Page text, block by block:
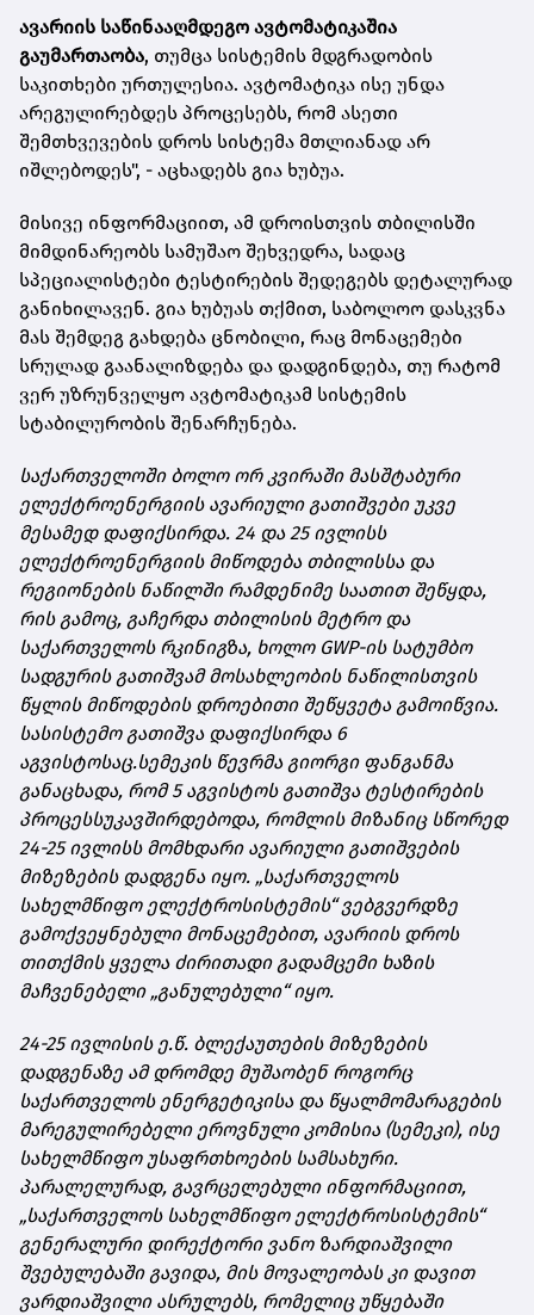
ავარიის საწინააღმდეგო ავტომატიკაშია
გაუმართაობა, თუმცა სისტემის მდგრადობის
საკითხები ურთულესია. ავტომატიკა ისე უნდა
არეგულირებდეს პროცესებს, რომ ასეთი
შემთხვევების დროს სისტემა მთლიანად არ
იშლებოდეს", - აცხადებს გია ხუბუა.
მისივე ინფორმაციით, ამ დროისთვის თბილისში
მიმდინარეობს სამუშაო შეხვედრა, სადაც
სპეციალისტები ტესტირების შედეგებს დეტალურად
განიხილავენ. გია ხუბუას თქმით, საბოლოო დასკვნა
მას შემდეგ გახდება ცნობილი, რაც მონაცემები
სრულად გაანალიზდება და დადგინდება, თუ რატომ
ვერ უზრუნველყო ავტომატიკამ სისტემის
სტაბილურობის შენარჩუნება.
საქართველოში ბოლო ორ კვირაში მასშტაბური
ელექტროენერგიის ავარიული გათიშვები უკვე
მესამედ დაფიქსირდა. 24 და 25 ივლისს
ელექტროენერგიის მიწოდება თბილისსა და
რეგიონების ნაწილში რამდენიმე საათით შეწყდა,
რის გამოც, გაჩერდა თბილისის მეტრო და
საქართველოს რკინიგზა, ხოლო GWP-ის სატუმბო
სადგურის გათიშვამ მოსახლეობის ნაწილისთვის
წყლის მიწოდების დროებითი შეწყვეტა გამოიწვია.
სასისტემო გათიშვა დაფიქსირდა 6
აგვისტოსაც.სემეკის წევრმა გიორგი ფანგანმა
განაცხადა, რომ 5 აგვისტოს გათიშვა ტესტირების
პროცესსუკავშირდებოდა, რომლის მიზანიც სწორედ
24-25 ივლისს მომხდარი ავარიული გათიშვების
მიზეზების დადგენა იყო. „საქართველოს
სახელმწიფო ელექტროსისტემის“ ვებგვერდზე
გამოქვეყნებული მონაცემებით, ავარიის დროს
თითქმის ყველა ძირითადი გადამცემი ხაზის
მაჩვენებელი „განულებული“ იყო.
24-25 ივლისის ე.წ. ბლექაუთების მიზეზების
დადგენაზე ამ დრომდე მუშაობენ როგორც
საქართველოს ენერგეტიკისა და წყალმომარაგების
მარეგულირებელი ეროვნული კომისია (სემეკი), ისე
სახელმწიფო უსაფრთხოების სამსახური.
პარალელურად, გავრცელებული ინფორმაციით,
„საქართველოს სახელმწიფო ელექტროსისტემის“
გენერალური დირექტორი ვანო ზარდიაშვილი
შვებულებაში გავიდა, მის მოვალეობას კი დავით
ვარდიაშვილი ასრულებს, რომელიც უწყებაში